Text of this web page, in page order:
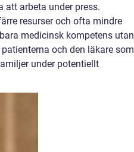
arbeta under press.
resurser och ofta mindre
medicinsk kompetens utan
och den läkare som
under potentiellt